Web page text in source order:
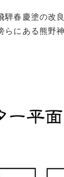
騨春慶塗の改
らにある熊野